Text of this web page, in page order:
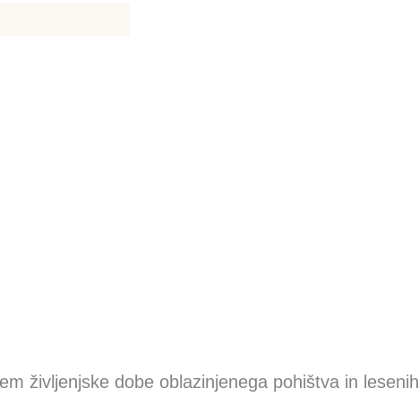
življenjske dobe oblazinjenega pohištva in lesenih